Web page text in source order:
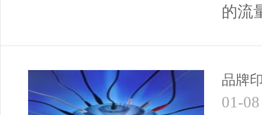
的流
品牌
01-08